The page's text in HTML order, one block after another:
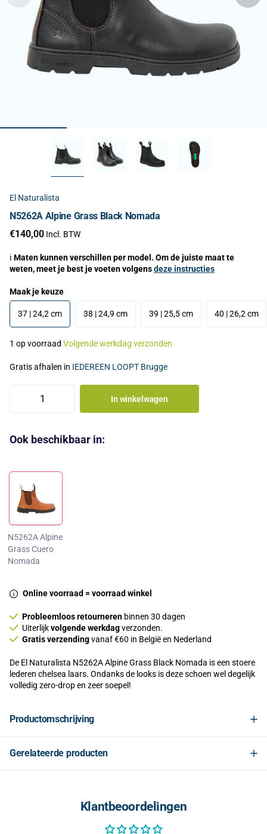
El Naturalista
N5262A Alpine Grass Black Nomada
€140,00 Incl. BTW
ℹ️ Maten kunnen verschillen per model. Om de juiste maat te
weten, meet je best je voeten volgensdeze instructies
Maak je keuze
37 | 24,2 cm 38 | 24,9 cm 39 | 25,5 cm 40 | 26,2 cm
1 op voorraad Volgende werkdag verzonden
Gratis afhalen in IEDEREEN LOOPT Brugge
In winkelwagen
Ook beschikbaar in:
N5262A Alpine
Grass Cuero
Nomada
Online voorraad = voorraad winkel
Probleemloos retourneren binnen 30 dagen
Uiterlijkvolgende werkdagverzonden.
Gratis verzendingvanaf €60 in België en Nederland
De El Naturalista N5262A Alpine Grass Black Nomada is een stoere
lederen chelsea laars. Ondanks de looks is deze schoen wel degelijk
volledig zero-drop en zeer soepel!
Productomschrijving
Gerelateerde producten
Klantbeoordelingen